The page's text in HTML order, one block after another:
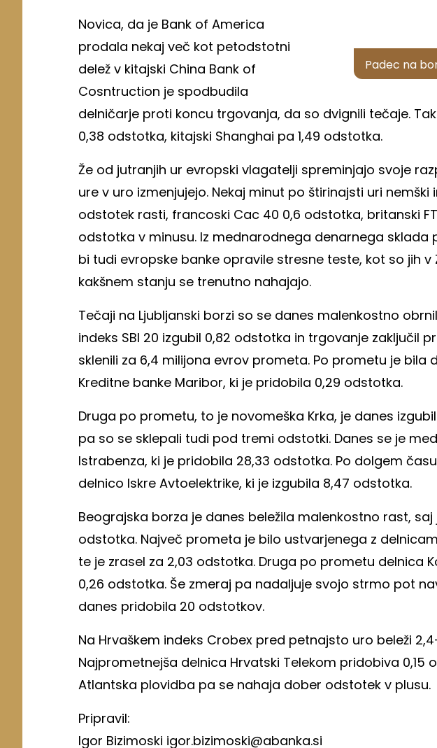
Padec na
Novica, da je Bank of America
prodala nekaj več kot petodstotni
delež v kitajski China Bank of
Cosntruction je spodbudila
delničarje proti koncu trgovanja, da so dvignili tečaje.
0,38 odstotka, kitajski Shanghai pa 1,49 odstotka.
Že od jutranjih ur evropski vlagatelji spreminjajo svoje
ure v uro izmenjujejo. Nekaj minut po štirinajsti uri nemški
odstotek rasti, francoski Cac 40 0,6 odstotka, britanski
odstotka v minusu. Iz mednarodnega denarnega sklada
bi tudi evropske banke opravile stresne teste, kot so jih v
kakšnem stanju se trenutno nahajajo.
Tečaji na Ljubljanski borzi so se danes malenkostno
indeks SBI 20 izgubil 0,82 odstotka in trgovanje zaključil
sklenili za 6,4 milijona evrov prometa. Po prometu je bila
Kreditne banke Maribor, ki je pridobila 0,29 odstotka.
Druga po prometu, to je novomeška Krka, je danes
pa so se sklepali tudi pod tremi odstotki. Danes se je
Istrabenza, ki je pridobila 28,33 odstotka. Po dolgem
delnico Iskre Avtoelektrike, ki je izgubila 8,47 odstotka.
Beograjska borza je danes beležila malenkostno rast, saj
odstotka. Največ prometa je bilo ustvarjenega z
te je zrasel za 2,03 odstotka. Druga po prometu delnica
0,26 odstotka. Še zmeraj pa nadaljuje svojo strmo pot
danes pridobila 20 odstotkov.
Na Hrvaškem indeks Crobex pred petnajsto uro beleži
Najprometnejša delnica Hrvatski Telekom pridobiva 0,15
Atlantska plovidba pa se nahaja dober odstotek v plusu.
Pripravil:
Igor Bizimoski igor.bizimoski@abanka.si